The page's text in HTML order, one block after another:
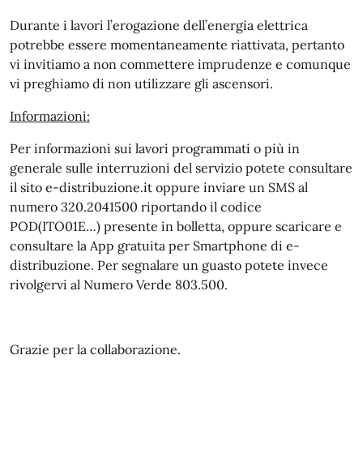
Durante i lavori l’erogazione dell’energia elettrica
potrebbe essere momentaneamente riattivata, pertanto
vi invitiamo a non commettere imprudenze e comunque
vi preghiamo di non utilizzare gli ascensori.
Informazioni:
Per informazioni sui lavori programmati o più in
generale sulle interruzioni del servizio potete consultare
il sito e-distribuzione.it oppure inviare un SMS al
numero 320.2041500 riportando il codice
POD(ITO01E…) presente in bolletta, oppure scaricare e
consultare la App gratuita per Smartphone di e-
distribuzione. Per segnalare un guasto potete invece
rivolgervi al Numero Verde 803.500.
Grazie per la collaborazione.